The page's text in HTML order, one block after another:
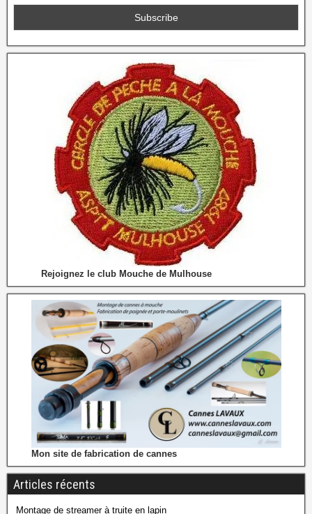
Rejoignez le club Mouche de Mulhouse
Mon site de fabrication de cannes
Articles récents
Montage de streamer à truite en lapin